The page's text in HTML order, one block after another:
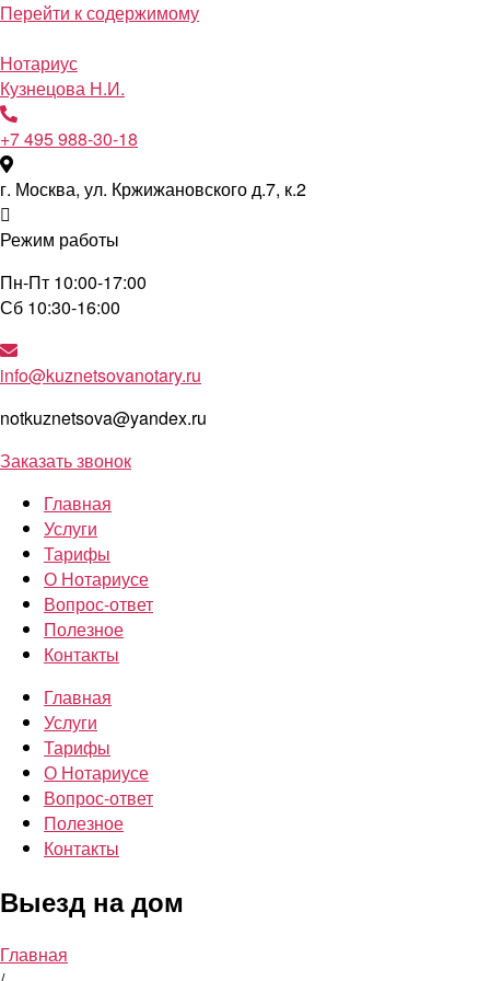
Перейти к содержимому
Нотариус
Кузнецова Н.И.
+7 495 988-30-18
г. Москва, ул. Кржижановского д.7, к.2
Режим работы
Пн-Пт 10:00-17:00
Сб 10:30-16:00
info@kuznetsovanotary.ru
notkuznetsova@yandex.ru
Заказать звонок
Главная
Услуги
Тарифы
О Нотариусе
Вопрос-ответ
Полезное
Контакты
Главная
Услуги
Тарифы
О Нотариусе
Вопрос-ответ
Полезное
Контакты
Выезд на дом
Главная